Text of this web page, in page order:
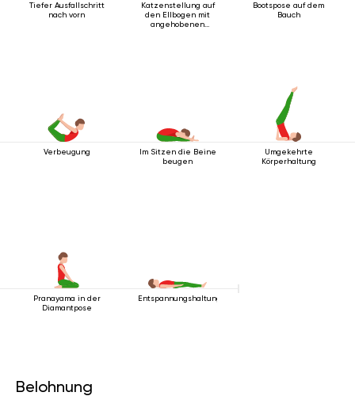
Tiefer Ausfallschritt
nach vorn
Katzenstellung auf
den Ellbogen mit
angehobenen
Bootspose auf dem
Bauch
Verbeugung
Im Sitzen die Beine
beugen
Umgekehrte
Körperhaltung
Pranayama in der
Diamantpose
Entspannungshaltung
Belohnung